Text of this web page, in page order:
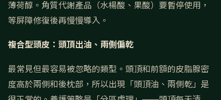
薄荷醇。角質代謝產品（水楊酸、果酸）要暫停使用，
等屏障修復後再慢慢導入。
複合型頭皮：頭頂出油、兩側偏乾
最常見但最容易被忽略的類型。頭頂和前額的皮脂腺密
度高於兩側和後枕部，所以出現「頭頂油、兩側乾」是